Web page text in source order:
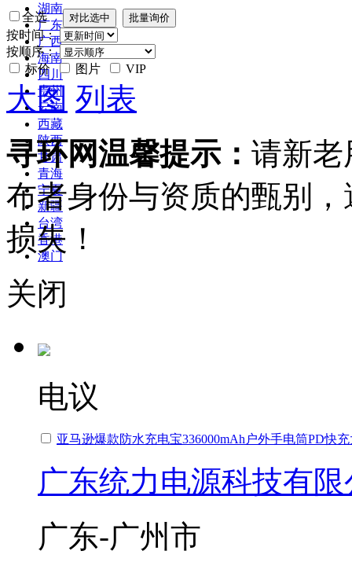
湖南
广东
广西
海南
四川
贵州
云南
西藏
陕西
甘肃
青海
宁夏
新疆
台湾
香港
澳门
全选
按时间：
按顺序：
标价
图片 VIP
大图 列表
寻环网温馨提示： 请新老
布者身份与资质的甄别
损失！
关闭
电议
亚马逊爆款防水充电宝336000mAh户外手电筒PD快
广东统力电源科技有
广东-广州市